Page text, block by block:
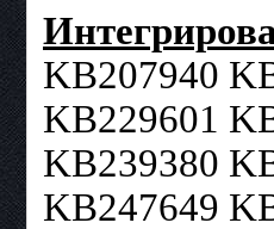
KB207940
KB229601
KB239380
KB247649